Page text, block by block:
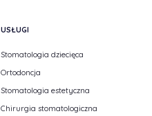
USŁUGI
Stomatologia dziecięca
Ortodoncja
Stomatologia estetyczna
Chirurgia stomatologiczna